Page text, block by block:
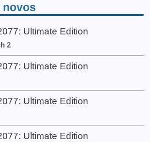
novos
Ultimate Edition
2
Ultimate Edition
Ultimate Edition
Ultimate Edition